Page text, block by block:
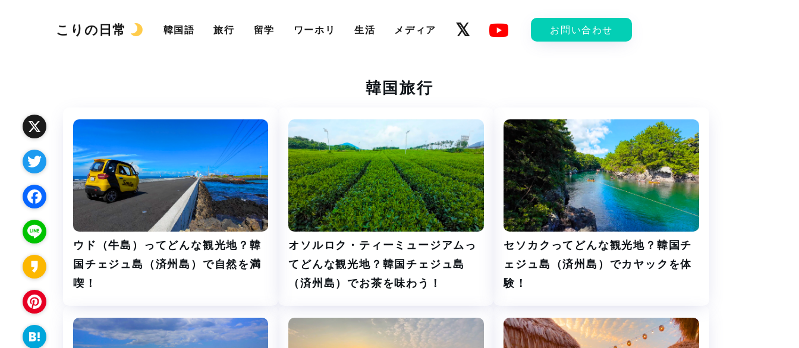
こりの日常 韓国語 旅行 留学 ワーホリ 生活 メディア お問い合わせ
韓国旅行
ウド（牛島）ってどんな観光地？韓
国チェジュ島（済州島）で自然を満
喫！
オソルロク・ティーミュージアムっ
てどんな観光地？韓国チェジュ島
（済州島）でお茶を味わう！
セソカクってどんな観光地？韓国チ
ェジュ島（済州島）でカヤックを体
験！
X
T
w
t
e
r
F
a
e
b
o
L
n
e
K
a
k
P